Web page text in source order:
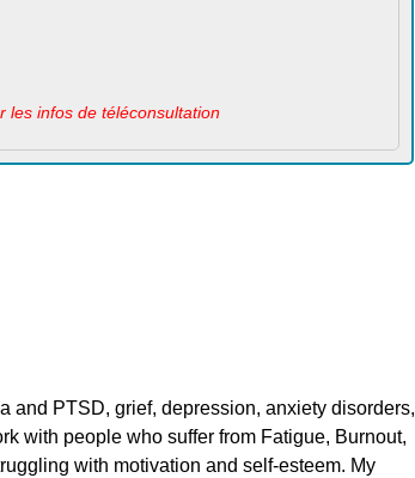
les infos de téléconsultation
and PTSD, grief, depression, anxiety disorders,
with people who suffer from Fatigue, Burnout,
with motivation and self-esteem. My